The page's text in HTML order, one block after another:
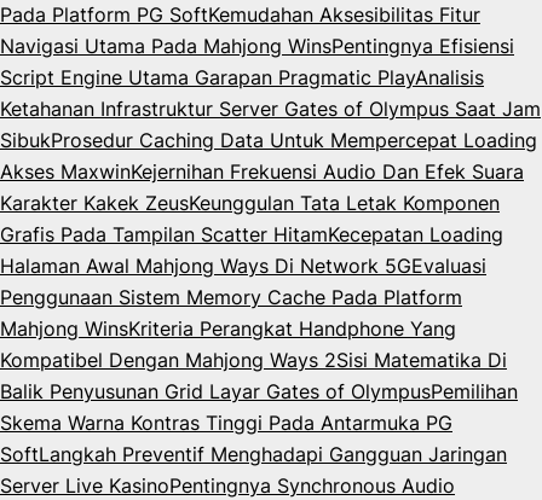
Pada Platform PG SoftKemudahan Aksesibilitas Fitur
Navigasi Utama Pada Mahjong WinsPentingnya Efisiensi
Script Engine Utama Garapan Pragmatic PlayAnalisis
Ketahanan Infrastruktur Server Gates of Olympus Saat Jam
SibukProsedur Caching Data Untuk Mempercepat Loading
Akses MaxwinKejernihan Frekuensi Audio Dan Efek Suara
Karakter Kakek ZeusKeunggulan Tata Letak Komponen
Grafis Pada Tampilan Scatter HitamKecepatan Loading
Halaman Awal Mahjong Ways Di Network 5GEvaluasi
Penggunaan Sistem Memory Cache Pada Platform
Mahjong WinsKriteria Perangkat Handphone Yang
Kompatibel Dengan Mahjong Ways 2Sisi Matematika Di
Balik Penyusunan Grid Layar Gates of OlympusPemilihan
Skema Warna Kontras Tinggi Pada Antarmuka PG
SoftLangkah Preventif Menghadapi Gangguan Jaringan
Server Live KasinoPentingnya Synchronous Audio